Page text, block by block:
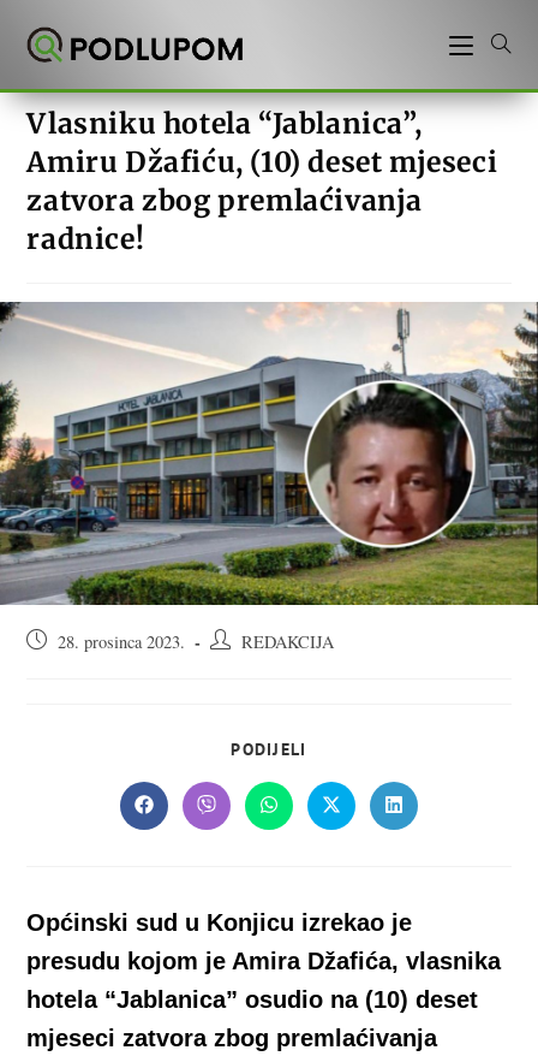
Vlasniku hotela “Jablanica”,
Amiru Džafiću, (10) deset mjeseci
zatvora zbog premlaćivanja
radnice!
Objava28. prosinca 2023.
AutorREDAKCIJA
PODIJELI
CONTENT
Opens
in
Opens
in
Opens
in
Opens
in
Opens
in
Općinski sud u Konjicu izrekao je
presudu kojom je Amira Džafića, vlasnika
hotela “Jablanica” osudio na (10) deset
mjeseci zatvora zbog premlaćivanja